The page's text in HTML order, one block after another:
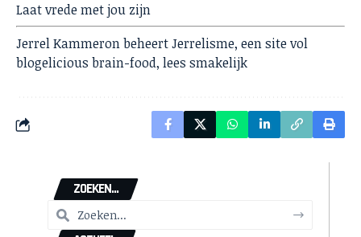
Laat vrede met jou zijn
Jerrel Kammeron beheertJerrelisme, een site vol
blogelicious brain-food, lees smakelijk
ZOEKEN...